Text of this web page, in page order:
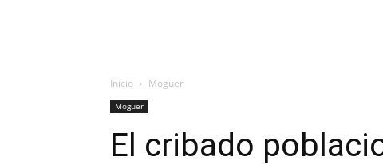
Inicio Moguer
Moguer
El cribado